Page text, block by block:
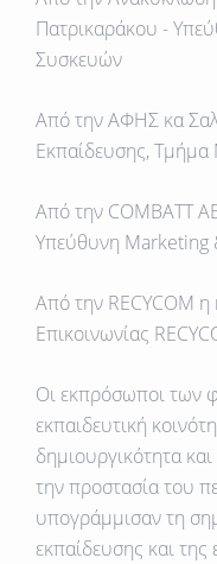
Πατρικαράκου -
Συσκευών
Από την ΑΦΗΣ κα
Εκπαίδευσης,
Από την COMBATT
Υπεύθυνη Marketing
Aπό την RECYCOM
Επικοινωνίας
Οι εκπρόσωποι των
εκπαιδευτική
δημιουργικότητα
την προστασία του
υπογράμμισαν τη
εκπαίδευσης και